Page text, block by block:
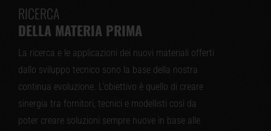
RICERCA
DELLA MATERIA PRIMA
La ricerca e le applicazioni dei nuovi materiali offerti
dallo sviluppo tecnico sono la base della nostra
continua evoluzione. L’obiettivo è quello di creare
sinergia tra fornitori, tecnici e modellisti così da
poter creare soluzioni sempre nuove in base alle